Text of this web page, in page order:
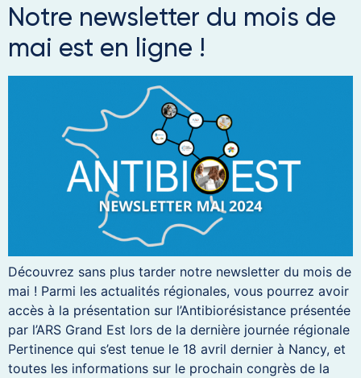
Notre newsletter du mois de
mai est en ligne !
Découvrez sans plus tarder notre newsletter du mois de
mai ! Parmi les actualités régionales, vous pourrez avoir
accès à la présentation sur l’Antibiorésistance présentée
par l’ARS Grand Est lors de la dernière journée régionale
Pertinence qui s’est tenue le 18 avril dernier à Nancy, et
toutes les informations sur le prochain congrès de la